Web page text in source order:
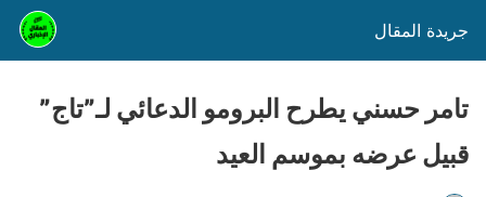
جريدة المقال
تامر حسني يطرح البرومو الدعائي لـ”تاج”
قبيل عرضه بموسم العيد